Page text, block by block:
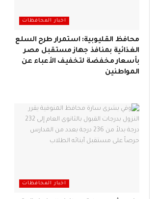
اخبار المحافظات
محافظ القليوبية: استمرار طرح السلع
الغذائية بمنافذ جهاز مستقبل مصر
بأسعار مخفضة لتخفيف الأعباء عن
المواطنين
اخبار المحافظات